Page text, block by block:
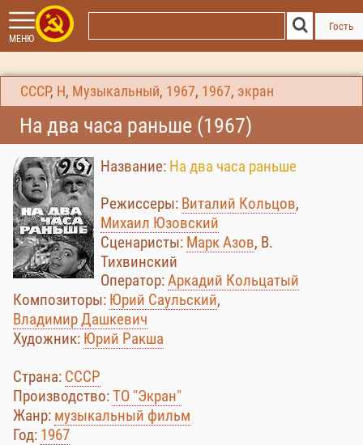
МЕНЮ
Гость
СССР, Н , Музыкальный, 1967, 1967, экран
На два часа раньше (1967)
Название: На два часа раньше
Режиссеры: Виталий Кольцов,
Михаил Юзовский
Сценаристы: Марк Азов, В.
Тихвинский
Оператор:Аркадий Кольцатый
Композиторы: Юрий Саульский,
Владимир Дашкевич
Художник: Юрий Ракша
Страна: СССР
Производство:ТО "Экран"
Жанр: музыкальный фильм
Год: 1967